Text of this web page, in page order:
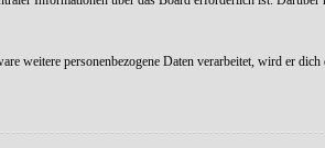
weitere personenbezogene Daten verarbeitet, wird er